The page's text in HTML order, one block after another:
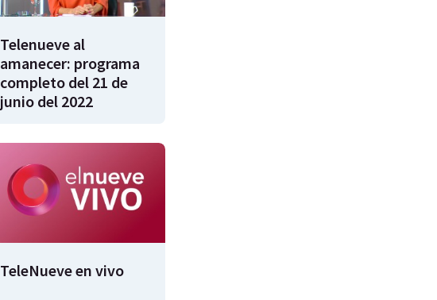
Telenueve al
amanecer: programa
completo del 21 de
junio del 2022
TeleNueve en vivo